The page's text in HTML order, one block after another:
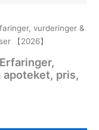
vurderinger &
【2026】
apoteket, pris,